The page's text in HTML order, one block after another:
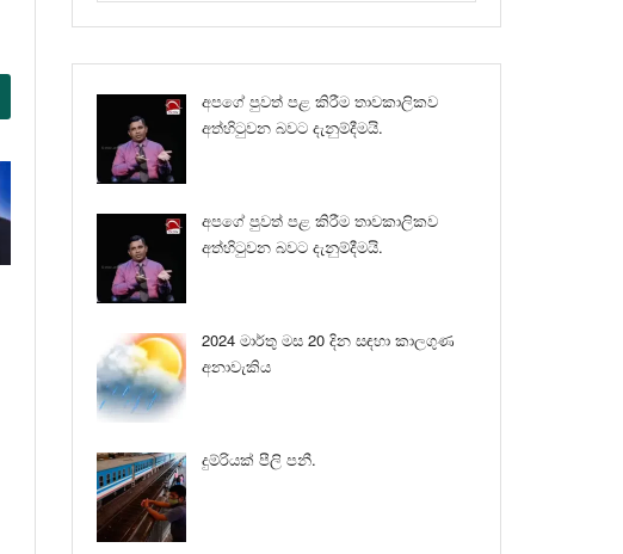
අපගේ පුවත් පළ කිරීම තාවකාලිකව
අත්හිටුවන බවට දැනුම්දීමයි.
අපගේ පුවත් පළ කිරීම තාවකාලිකව
අත්හිටුවන බවට දැනුම්දීමයි.
2024 මාර්තු මස 20 දින සඳහා කාලගුණ
අනාවැකිය
දුම්රියක් පීලි පනී.